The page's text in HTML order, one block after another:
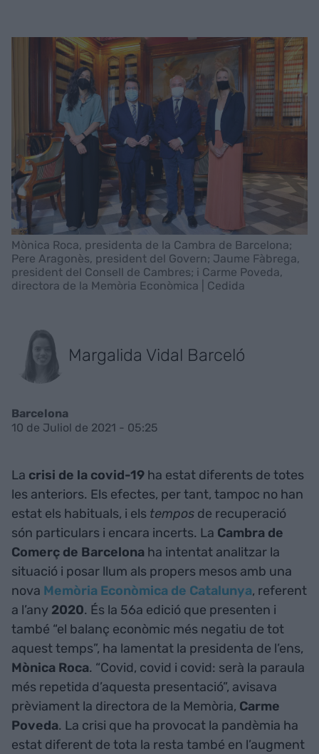
Mònica Roca, presidenta de la Cambra de Barcelona;
Pere Aragonès, president del Govern; Jaume Fàbrega,
president del Consell de Cambres; i Carme Poveda,
directora de la Memòria Econòmica | Cedida
Margalida Vidal Barceló
Barcelona
10 de Juliol de 2021 - 05:25
La crisi de la covid-19 ha estat diferents de totes
les anteriors. Els efectes, per tant, tampoc no han
estat els habituals, i els tempos de recuperació
són particulars i encara incerts. La Cambra de
Comerç de Barcelona ha intentat analitzar la
situació i posar llum als propers mesos amb una
nova Memòria Econòmica de Catalunya, referent
a l’any 2020. És la 56a edició que presenten i
també “el balanç econòmic més negatiu de tot
aquest temps”, ha lamentat la presidenta de l’ens,
Mònica Roca. “Covid, covid i covid: serà la paraula
més repetida d’aquesta presentació”, avisava
prèviament la directora de la Memòria, Carme
Poveda. La crisi que ha provocat la pandèmia ha
estat diferent de tota la resta també en l’augment